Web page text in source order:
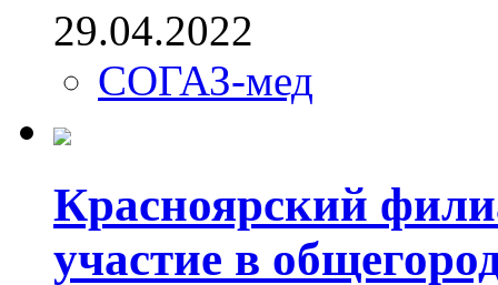
29.04.2022
СОГАЗ-мед
Красноярский
участие в